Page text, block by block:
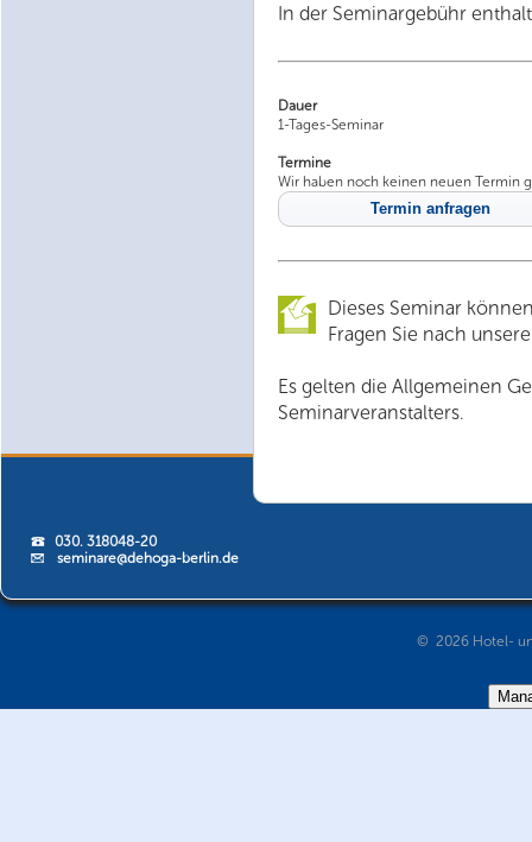
In der Seminargebühr
Dauer
1-Tages-Seminar
Termine
Wir haben noch keinen neuen Termin
Termin anfragen
Dieses Seminar
Fragen Sie nach
Es gelten die Allgemeinen
Seminarveranstalters.
030. 318048-20
seminare@dehoga-berlin.de
© 2026 Hotel-